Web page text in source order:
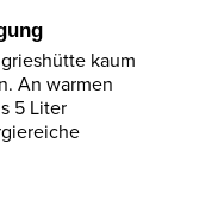
kaum
An warmen
5 Liter